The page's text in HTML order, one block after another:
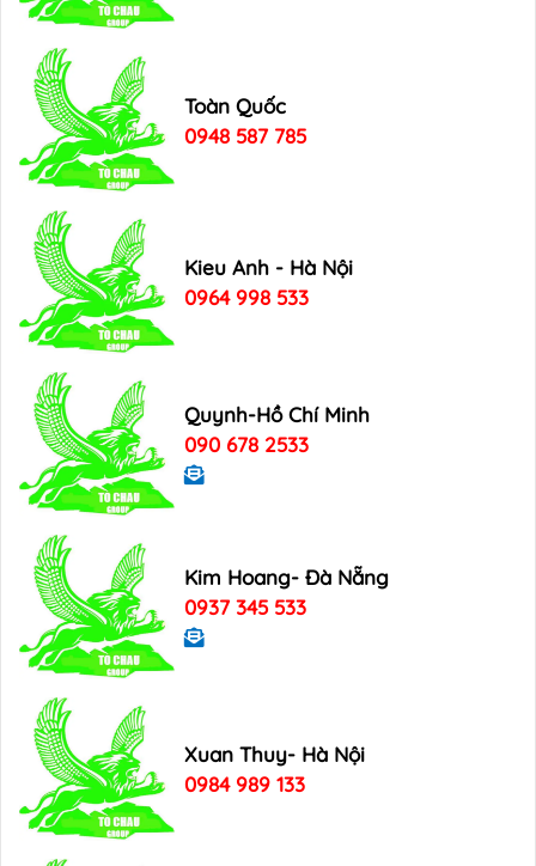
Toàn Quốc
0948 587 785
Kieu Anh - Hà Nội
0964 998 533
Quynh-Hồ Chí Minh
090 678 2533
Kim Hoang- Đà Nẵng
0937 345 533
Xuan Thuy- Hà Nội
0984 989 133